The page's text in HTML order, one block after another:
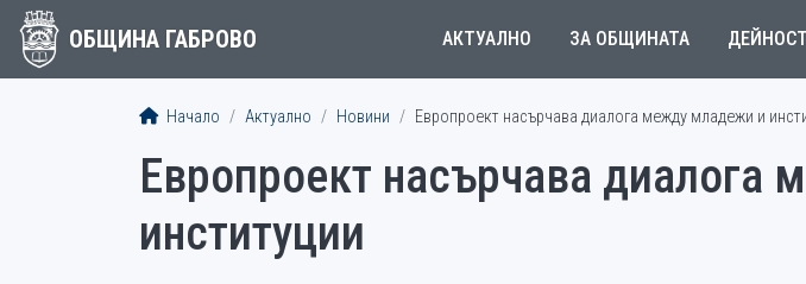
ОБЩИНА ГАБРОВО АКТУАЛНО ЗА ОБЩИНАТА
Начало Актуално Новини Европроект насърчава диалога между младежи и
Европроект насърчава
институции